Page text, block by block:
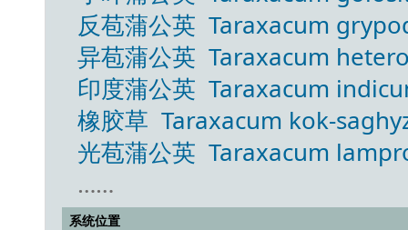
反苞蒲公英 Taraxacum
异苞蒲公英 Taraxacum
印度蒲公英 Taraxacum
橡胶草 Taraxacum kok-
光苞蒲公英 Taraxacum
……
系统位置